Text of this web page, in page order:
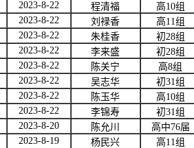
2023-8-22 程清福 高10组
2023-8-22 刘禄香 高11组
2023-8-22 朱桂香 初28组
2023-8-22 李来盛 初28组
2023-8-22 陈关宁 高8组
2023-8-22 吴志华 初31组
2023-8-22 陈玉华 高10组
2023-8-22 李锦寿 初31组
2023-8-20 陈允川 高中76届
2023-8-19 杨民兴 高11组